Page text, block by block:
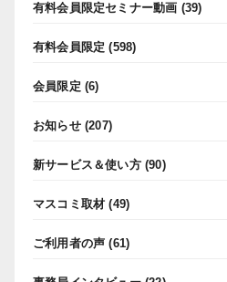
有料会員限定セミナー動画 (39)
有料会員限定 (598)
会員限定 (6)
お知らせ(207)
新サービス＆使い方(90)
マスコミ取材 (49)
ご利用者の声 (61)